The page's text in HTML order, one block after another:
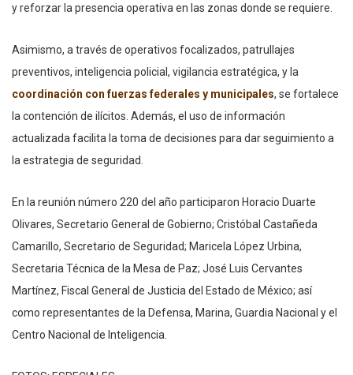
y reforzar la presencia operativa en las zonas donde se requiere.
Asimismo, a través de operativos focalizados, patrullajes
preventivos, inteligencia policial, vigilancia estratégica, y la
coordinación con fuerzas federales y municipales, se fortalece
la contención de ilícitos. Además, el uso de información
actualizada facilita la toma de decisiones para dar seguimiento a
la estrategia de seguridad.
En la reunión número 220 del año participaron Horacio Duarte
Olivares, Secretario General de Gobierno; Cristóbal Castañeda
Camarillo, Secretario de Seguridad; Maricela López Urbina,
Secretaria Técnica de la Mesa de Paz; José Luis Cervantes
Martínez, Fiscal General de Justicia del Estado de México; así
como representantes de la Defensa, Marina, Guardia Nacional y el
Centro Nacional de Inteligencia.